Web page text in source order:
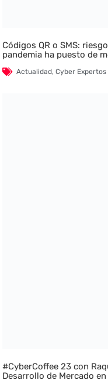
Códigos QR o SMS:
pandemia ha puesto de
Actualidad,Cyber Expertos
#CyberCoffee 23 con
Desarrollo de Mercado